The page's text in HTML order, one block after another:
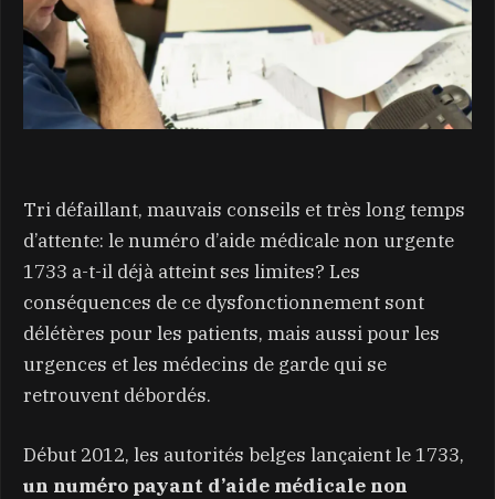
Tri défaillant, mauvais conseils et très long temps
d’attente: le numéro d’aide médicale non urgente
1733 a-t-il déjà atteint ses limites? Les
conséquences de ce dysfonctionnement sont
délétères pour les patients, mais aussi pour les
urgences et les médecins de garde qui se
retrouvent débordés.
Début 2012, les autorités belges lançaient le 1733,
un numéro payant d’aide médicale non